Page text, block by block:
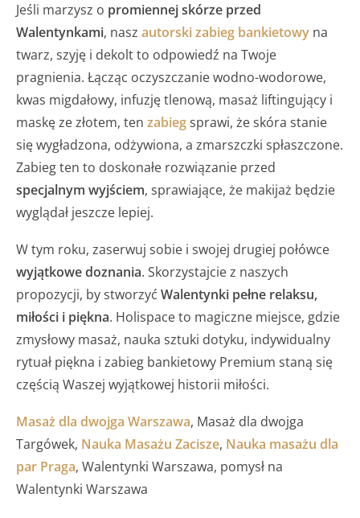
Jeśli marzysz o promiennej skórze przed
Walentynkami, nasz autorski zabieg bankietowy na
twarz, szyję i dekolt to odpowiedź na Twoje
pragnienia. Łącząc oczyszczanie wodno-wodorowe,
kwas migdałowy, infuzję tlenową, masaż liftingujący i
maskę ze złotem, ten zabiegsprawi, że skóra stanie
się wygładzona, odżywiona, a zmarszczki spłaszczone.
Zabieg ten to doskonałe rozwiązanie przed
specjalnym wyjściem, sprawiające, że makijaż będzie
wyglądał jeszcze lepiej.
W tym roku, zaserwuj sobie i swojej drugiej połówce
wyjątkowe doznania. Skorzystajcie z naszych
propozycji, by stworzyć Walentynki pełne relaksu,
miłości i piękna. Holispace to magiczne miejsce, gdzie
zmysłowy masaż, nauka sztuki dotyku, indywidualny
rytuał piękna i zabieg bankietowy Premium staną się
częścią Waszej wyjątkowej historii miłości.
Masaż dla dwojga Warszawa, Masaż dla dwojga
Targówek, Nauka Masażu Zacisze, Nauka masażu dla
par Praga, Walentynki Warszawa, pomysł na
Walentynki Warszawa